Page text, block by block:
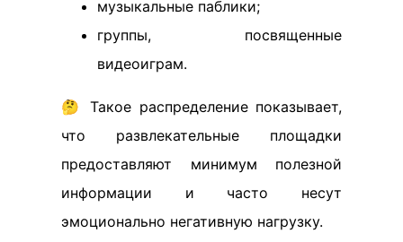
музыкальные паблики;
группы, посвященные
видеоиграм.
🤔 Такое распределение показывает,
что развлекательные площадки
предоставляют минимум полезной
информации и часто несут
эмоционально негативную нагрузку.